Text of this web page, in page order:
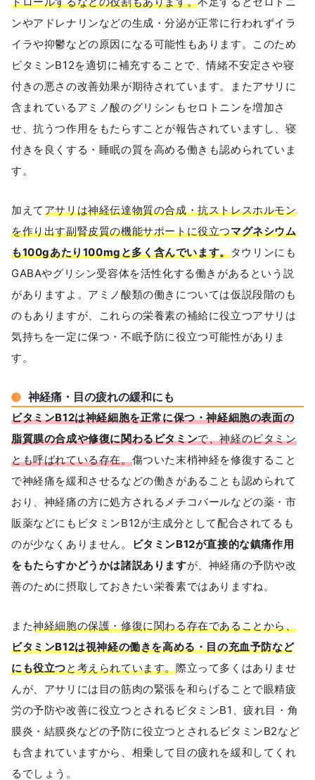
ンやアドレナリンなどの生成・分泌が正常に行われずイラ
イラや抑鬱などの原因になる可能性もあります。このため
ビタミンB12を適切に補充することで、情緒不安定さや寝
付きの悪さの改善効果が期待されています。またアサリに
含まれているアミノ酸のグリシンもセロトニンを増加さ
せ、抗うつ作用をもたらすことが報告されていますし、寝
付きを良くする・睡眠の質を高める働きも認められていま
す。
加えてアサリは神経伝達物質の合成・抗ストレスホルモン
を作り出す副腎皮質の機能サポートに役立つマグネシウム
も100gあたり100mgと多く含んでいます。タウリンにも
GABAやグリシン受容体を活性化する働きがあるという説
がありますよ。アミノ酸類の働きについては仮説段階のも
のもありますが、これらの栄養素の補給に役立つアサリは
気持ちを一定に保つ・不眠予防に役立つ可能性がありま
す。
神経痛・目の疲れの緩和にも
ビタミンB12は神経細胞を正常に保つ・神経細胞の表面の
脂質膜の合成や修復に関わるビタミンで、神経のビタミン
とも呼ばれている存在。傷ついた末梢神経を修復すること
で神経痛を緩和させるなどの働きがあることも認められて
おり、神経痛の方に処方されるメチコバールなどの薬・市
販薬などにもビタミンB12が主成分として配合されてるも
のが少なくありません。
ビタミンB12が直接的な鎮痛作用
をもたらすかどうかは諸説ありますが、神経痛の予防や改
善のために摂取しておきたい栄養素ではありますね。
また神経細胞の保護・修復に関わる存在であることから、
ビタミンB12は視神経の働きを高める・目の充血予防など
にも役立つと考えられています。際立って多くはありませ
んが、アサリには目の筋肉の緊張を和らげることで眼精疲
労の予防や改善に役立つとされるビタミンB1、疲れ目・角
膜炎・結膜炎などの予防に役立つとされるビタミンB2など
も含まれていますから、相乗して目の疲れを緩和してくれ
るでしょう。